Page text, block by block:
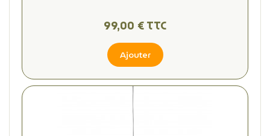
99,00 € TTC
Ajouter